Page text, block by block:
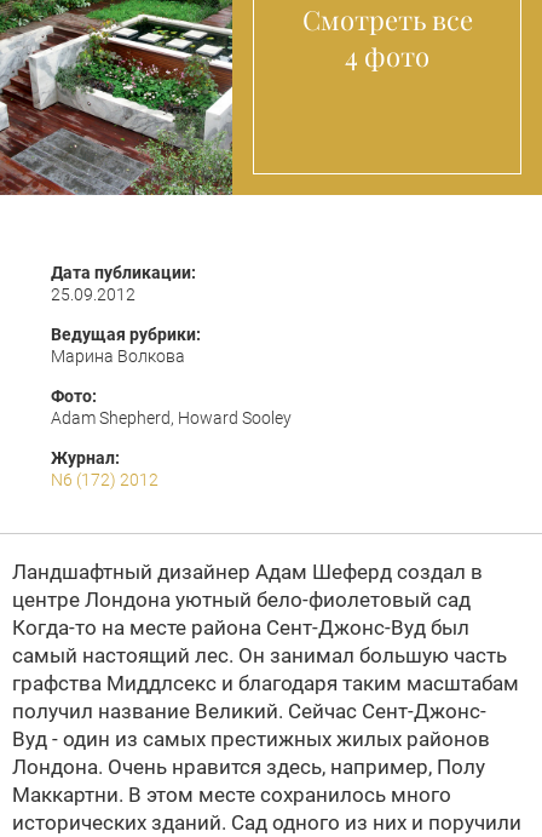
Смотреть все
4 фото
Дата публикации:
25.09.2012
Ведущая рубрики:
Марина Волкова
Фото:
Adam Shepherd, Howard Sooley
Журнал:
N6 (172) 2012
Ландшафтный дизайнер Адам Шеферд создал в
центре Лондона уютный бело-фиолетовый сад
Когда-то на месте района Сент-Джонс-Вуд был
самый настоящий лес. Он занимал большую часть
графства Миддлсекс и благодаря таким масштабам
получил название Великий. Сейчас Сент-Джонс-
Вуд - один из самых престижных жилых районов
Лондона. Очень нравится здесь, например, Полу
Маккартни. В этом месте сохранилось много
исторических зданий. Сад одного из них и поручили